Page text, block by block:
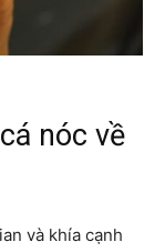
nóc về
và khía cạnh